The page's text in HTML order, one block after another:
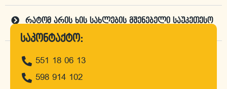
რატომ არის ხის სახლების მშენებელი საუკეთესო
დროა, შეუკვეთო პროექტი
საკონტაქტო:
551 18 06 13
598 914 102